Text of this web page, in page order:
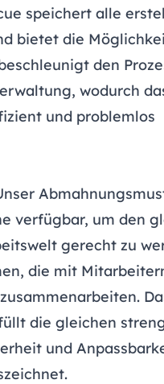
speichert alle
bietet die
den
wodurch
und problemlos
verfügbar, um den
gerecht zu
die mit
die gleichen
und